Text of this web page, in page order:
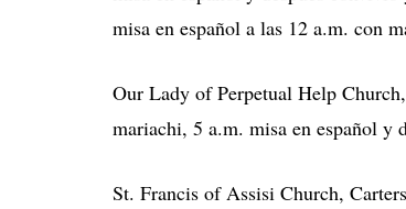
misa en español a las 12 a.m. con
Our Lady of Perpetual Help
mariachi, 5 a.m. misa en español y
St. Francis of Assisi Church,